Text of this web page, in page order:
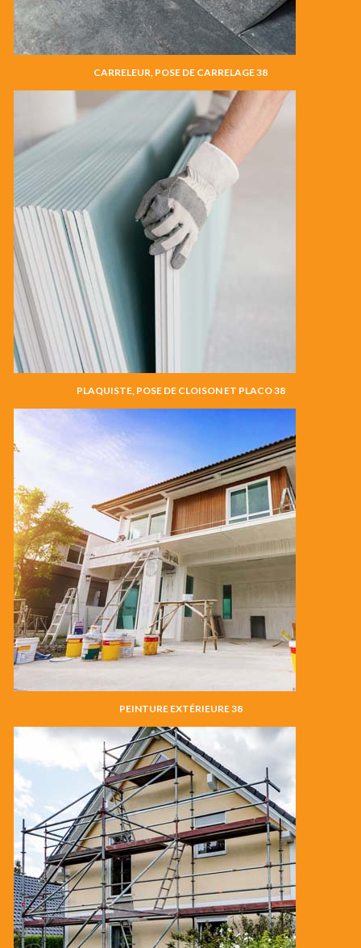
CARRELEUR, POSE DE CARRELAGE 38
PLAQUISTE, POSE DE CLOISON ET PLACO 38
PEINTURE EXTÉRIEURE 38